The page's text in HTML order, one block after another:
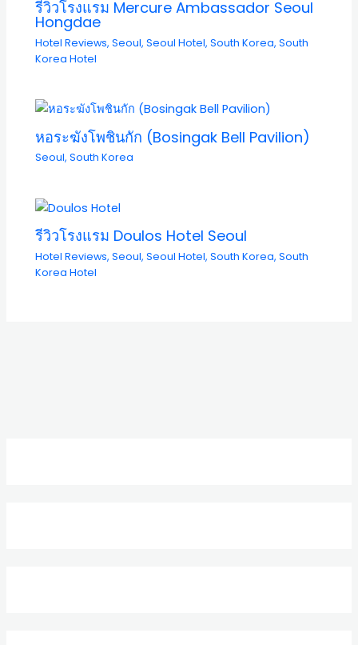
รีวิวโรงแรม Mercure Ambassador Seoul
Hongdae
Hotel Reviews,Seoul,Seoul Hotel,South Korea,South
Korea Hotel
หอระฆังโพชินกัก (Bosingak Bell Pavilion)
Seoul,South Korea
รีวิวโรงแรม Doulos Hotel Seoul
Hotel Reviews,Seoul,Seoul Hotel,South Korea,South
Korea Hotel